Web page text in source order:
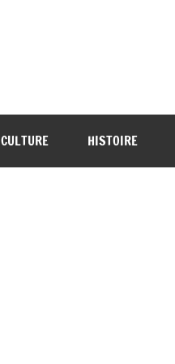
CULTURE HISTOIRE